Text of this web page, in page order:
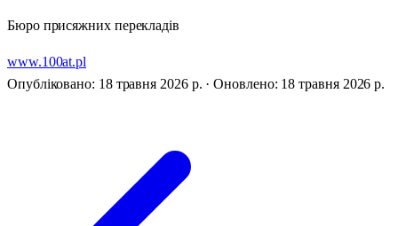
Бюро присяжних перекладів
www.100at.pl
Опубліковано: 18 травня 2026 р. · Оновлено: 18 травня 2026 р.